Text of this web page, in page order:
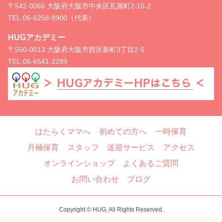
〒542-0066 大阪府大阪市中央区瓦屋町2-15-2
TEL:06-6258-8900（代表）
HUGアカデミー
〒550-0013 大阪府大阪市西区新町3丁目2-5
TEL:06-6541-2289
はたらくママへ 初めての方へ
一時保育
月極保育
スタッフ 送迎サービス
アクセス
オンラインショップ
よくあるご質問
お問い合わせ
ブログ
Copyright © HUG, All Rights Reserved.